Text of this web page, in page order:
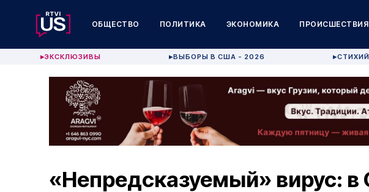
ОБЩЕСТВО ПОЛИТИКА ЭКОНОМИКА ПРОИСШЕСТВИЯ
▶ЭКСКЛЮЗИВЫ ▶ВЫБОРЫ В США - 2026 ▶
«Непредсказуемый» вирус: